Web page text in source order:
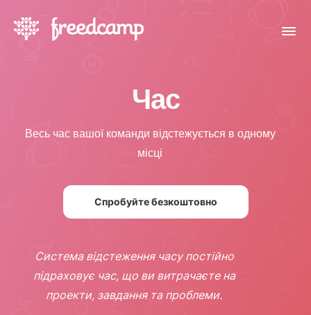
Час
Весь час вашої команди відстежується в одному
місці
Спробуйте безкоштовно
Система відстеження часу постійно
підраховує час, що ви витрачаєте на
проекти, завдання та проблеми.